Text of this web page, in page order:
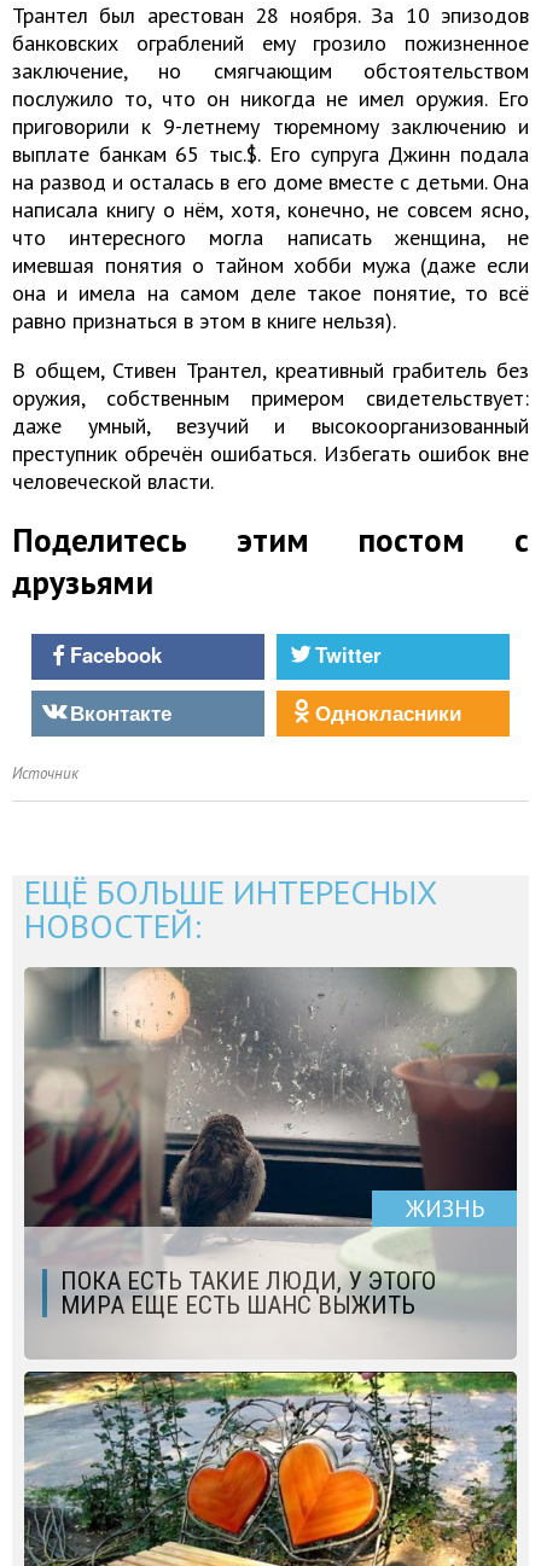
Трантел был арестован 28 ноября. За 10 эпизодов
банковских ограблений ему грозило пожизненное
заключение, но смягчающим обстоятельством
послужило то, что он никогда не имел оружия. Его
приговорили к 9-летнему тюремному заключению и
выплате банкам 65 тыс.$. Его супруга Джинн подала
на развод и осталась в его доме вместе с детьми. Она
написала книгу о нём, хотя, конечно, не совсем ясно,
что интересного могла написать женщина, не
имевшая понятия о тайном хобби мужа (даже если
она и имела на самом деле такое понятие, то всё
равно признаться в этом в книге нельзя).
В общем, Стивен Трантел, креативный грабитель без
оружия, собственным примером свидетельствует:
даже умный, везучий и высокоорганизованный
преступник обречён ошибаться. Избегать ошибок вне
человеческой власти.
Поделитесь этим постом с
друзьями
Facebook
Twitter
Вконтакте
Однокласники
Источник
ЕЩЁ БОЛЬШЕ ИНТЕРЕСНЫХ
НОВОСТЕЙ:
ЖИЗНЬ
ПОКА ЕСТЬ ТАКИЕ ЛЮДИ, У ЭТОГО
МИРА ЕЩЕ ЕСТЬ ШАНС ВЫЖИТЬ